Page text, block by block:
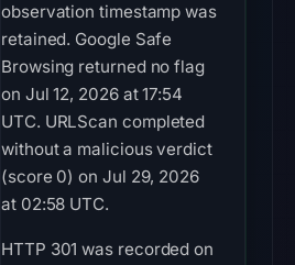
observation timestamp was
retained. Google Safe
Browsing returned no flag
on Jul 12, 2026 at 17:54
UTC. URLScan completed
without a malicious verdict
(score 0) on Jul 29, 2026
at 02:58 UTC.
HTTP 301 was recorded on